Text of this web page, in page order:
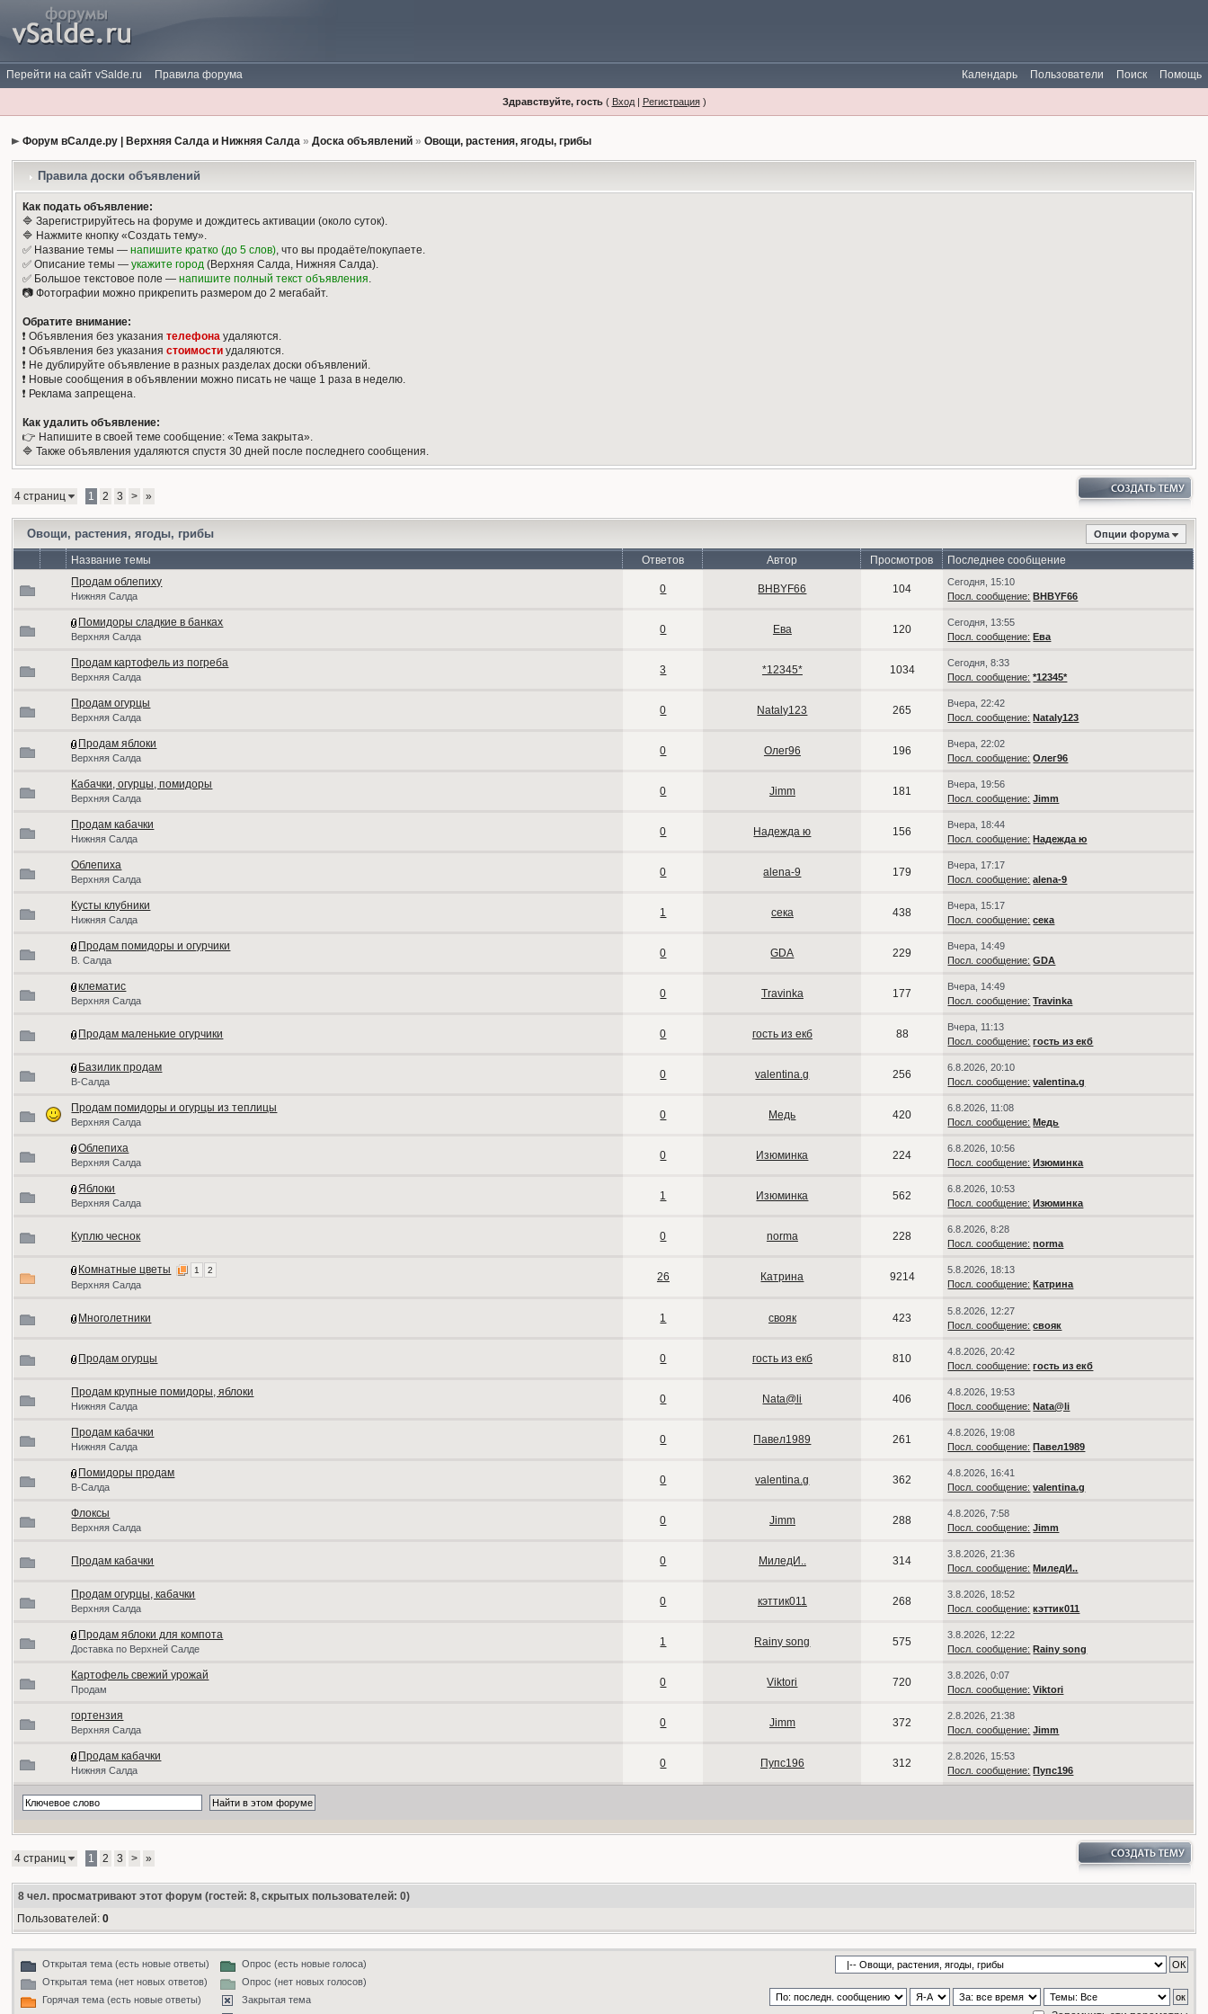
Перейти на сайт vSalde.ru Правила форума Помощь
Поиск
Пользователи
Календарь
Здравствуйте, гость( Вход| Регистрация)
Форум вСалде.ру | Верхняя Салда и Нижняя Салда »Доска объявлений »Овощи, растения, ягоды, грибы
Правила доски объявлений
Как подать объявление:
🔷 Зарегистрируйтесь на форуме и дождитесь активации (около суток).
🔷 Нажмите кнопку «Создать тему».
✅ Название темы —напишите кратко (до 5 слов), что вы продаёте/покупаете.
✅ Описание темы —укажите город (Верхняя Салда, Нижняя Салда).
✅ Большое текстовое поле —напишите полный текст объявления.
📷 Фотографии можно прикрепить размером до 2 мегабайт.
Обратите внимание:
❗️ Объявления без указаниятелефона удаляются.
❗️ Объявления без указаниястоимости удаляются.
❗️ Не дублируйте объявление в разных разделах доски объявлений.
❗️ Новые сообщения в объявлении можно писать не чаще 1 раза в неделю.
❗️ Реклама запрещена.
Как удалить объявление:
👉 Напишите в своей теме сообщение: «Тема закрыта».
🔷 Также объявления удаляются спустя 30 дней после последнего сообщения.
4 страниц 1 2 3 > »
Овощи, растения, ягоды, грибы Опции форума
Название темы Ответов Автор Просмотров
Последнее сообщение
Продам облепиху
Нижняя Салда
0 BHBYF66 104
Сегодня, 15:10
Посл. сообщение: BHBYF66
Помидоры сладкие в банках
Верхняя Салда
0 Ева 120
Сегодня, 13:55
Посл. сообщение: Ева
Продам картофель из погреба
Верхняя Салда
3 *12345* 1034
Сегодня, 8:33
Посл. сообщение: *12345*
Продам огурцы
Верхняя Салда
0 Nataly123 265
Вчера, 22:42
Посл. сообщение: Nataly123
Продам яблоки
Верхняя Салда
0 Олег96 196
Вчера, 22:02
Посл. сообщение: Олег96
Кабачки, огурцы, помидоры
Верхняя Салда
0 Jimm 181
Вчера, 19:56
Посл. сообщение: Jimm
Продам кабачки
Нижняя Салда
0 Надежда ю 156
Вчера, 18:44
Посл. сообщение: Надежда ю
Облепиха
Верхняя Салда
0 alena-9 179
Вчера, 17:17
Посл. сообщение: alena-9
Кусты клубники
Нижняя Салда
1 сека 438
Вчера, 15:17
Посл. сообщение: сека
Продам помидоры и огурчики
В. Салда
0 GDA 229
Вчера, 14:49
Посл. сообщение: GDA
клематис
Верхняя Салда
0 Travinka 177
Вчера, 14:49
Посл. сообщение: Travinka
Продам маленькие огурчики 0 гость из екб 88
Вчера, 11:13
Посл. сообщение: гость из екб
Базилик продам
В-Салда
0 valentina.g 256
6.8.2026, 20:10
Посл. сообщение: valentina.g
Продам помидоры и огурцы из теплицы
Верхняя Салда
0 Медь 420
6.8.2026, 11:08
Посл. сообщение: Медь
Облепиха
Верхняя Салда
0 Изюминка 224
6.8.2026, 10:56
Посл. сообщение: Изюминка
Яблоки
Верхняя Салда
1 Изюминка 562
6.8.2026, 10:53
Посл. сообщение: Изюминка
Куплю чеснок 0 norma 228
6.8.2026, 8:28
Посл. сообщение: norma
Комнатные цветы 1 2
Верхняя Салда
26 Катрина 9214
5.8.2026, 18:13
Посл. сообщение: Катрина
Многолетники 1 свояк 423
5.8.2026, 12:27
Посл. сообщение: свояк
Продам огурцы 0 гость из екб 810
4.8.2026, 20:42
Посл. сообщение: гость из екб
Продам крупные помидоры, яблоки
Нижняя Салда
0 Nata@li 406
4.8.2026, 19:53
Посл. сообщение: Nata@li
Продам кабачки
Нижняя Салда
0 Павел1989 261
4.8.2026, 19:08
Посл. сообщение: Павел1989
Помидоры продам
В-Салда
0 valentina.g 362
4.8.2026, 16:41
Посл. сообщение: valentina.g
Флоксы
Верхняя Салда
0 Jimm 288
4.8.2026, 7:58
Посл. сообщение: Jimm
Продам кабачки 0 МиледИ.. 314
3.8.2026, 21:36
Посл. сообщение: МиледИ..
Продам огурцы, кабачки
Верхняя Салда
0 кэттик011 268
3.8.2026, 18:52
Посл. сообщение: кэттик011
Продам яблоки для компота
Доставка по Верхней Салде
1 Rainy song 575
3.8.2026, 12:22
Посл. сообщение: Rainy song
Картофель свежий урожай
Продам
0 Viktori 720
3.8.2026, 0:07
Посл. сообщение: Viktori
гортензия
Верхняя Салда
0 Jimm 372
2.8.2026, 21:38
Посл. сообщение: Jimm
Продам кабачки
Нижняя Салда
0 Пупс196 312
2.8.2026, 15:53
Посл. сообщение: Пупс196
4 страниц 1 2 3 > »
8 чел. просматривают этот форум (гостей: 8, скрытых пользователей: 0)
Пользователей:0
Открытая тема (есть новые ответы)
Открытая тема (нет новых ответов)
Горячая тема (есть новые ответы)
Опрос (есть новые голоса)
Опрос (нет новых голосов)
Закрытая тема